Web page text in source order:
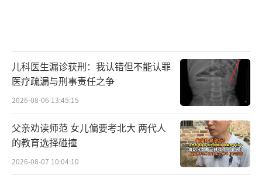
儿科医生漏诊获刑：我认错但不能认罪
医疗疏漏与刑事责任之争
2026-08-06 13:45:15
父亲劝读师范 女儿偏要考北大 两代人
的教育选择碰撞
2026-08-07 10:04:10